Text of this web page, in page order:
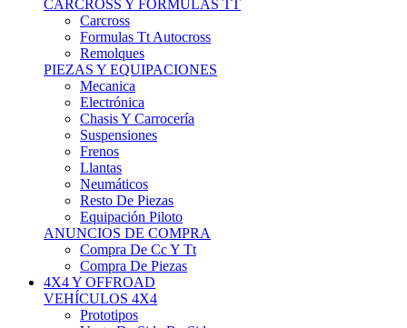
Formulas Tt Autocross
Remolques
PIEZAS Y EQUIPACIONES
Mecanica
Electrónica
Chasis Y Carrocería
Suspensiones
Frenos
Llantas
Neumáticos
Resto De Piezas
Equipación Piloto
ANUNCIOS DE COMPRA
Compra De Cc Y Tt
Compra De Piezas
4X4 Y OFFROAD
VEHÍCULOS 4X4
Prototipos
Venta De Side By Side
Quads Y Buggys